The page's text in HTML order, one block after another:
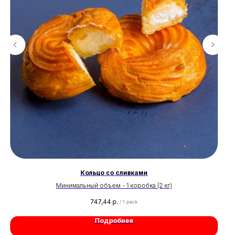
Кольцо со сливками
Минимальный объем - 1 коробка (2 кг)
747,44 р. / 1 pack
Подробнее